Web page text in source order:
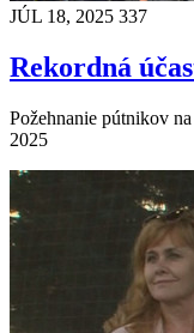
JÚL 18, 2025 337
Rekordná
Požehnanie pútnikov
2025